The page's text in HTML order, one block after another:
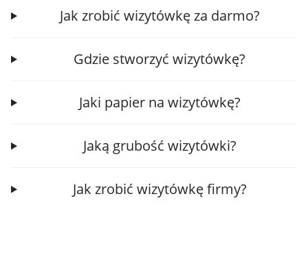
Jak zrobić wizytówkę za darmo?
Gdzie stworzyć wizytówkę?
Jaki papier na wizytówkę?
Jaką grubość wizytówki?
Jak zrobić wizytówkę firmy?